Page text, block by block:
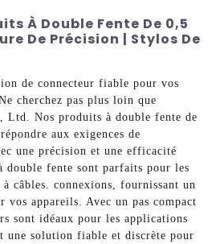
À Double Fente De 0,5
De Précision | Stylos De
de connecteur fiable pour vos
cherchez pas plus loin que
Ltd. Nos produits à double fente de
aux exigences de
une précision et une efficacité
double fente sont parfaits pour les
câbles. connexions, fournissant un
vos appareils. Avec un pas compact
sont idéaux pour les applications
une solution fiable et discrète pour